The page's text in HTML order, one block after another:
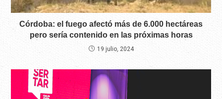
Córdoba: el fuego afectó más de 6.000 hectáreas
pero sería contenido en las próximas horas
19 julio, 2024